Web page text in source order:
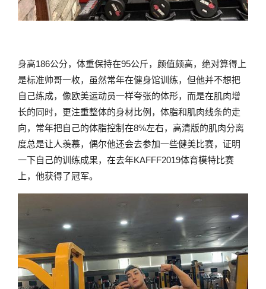
身高186公分，体重保持在95公斤，颜值颇高，绝对算得上
是标准帅哥一枚，虽然常年在健身馆训练，但他并不想把
自己练成，像欧美运动员一样夸张的体形，而是在肌肉增
长的同时，更注重整体的身材比例，体脂和肌肉线条的走
向，常年把自己的体脂控制在8%左右，高清版的肌肉分离
度总是让人羡慕，偶尔他还会去参加一些健美比赛，证明
一下自己的训练成果，在去年KAFFF2019体育模特比赛
上，他获得了冠军。